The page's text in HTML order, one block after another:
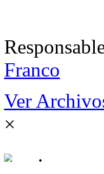
Franco
Ver
×
.